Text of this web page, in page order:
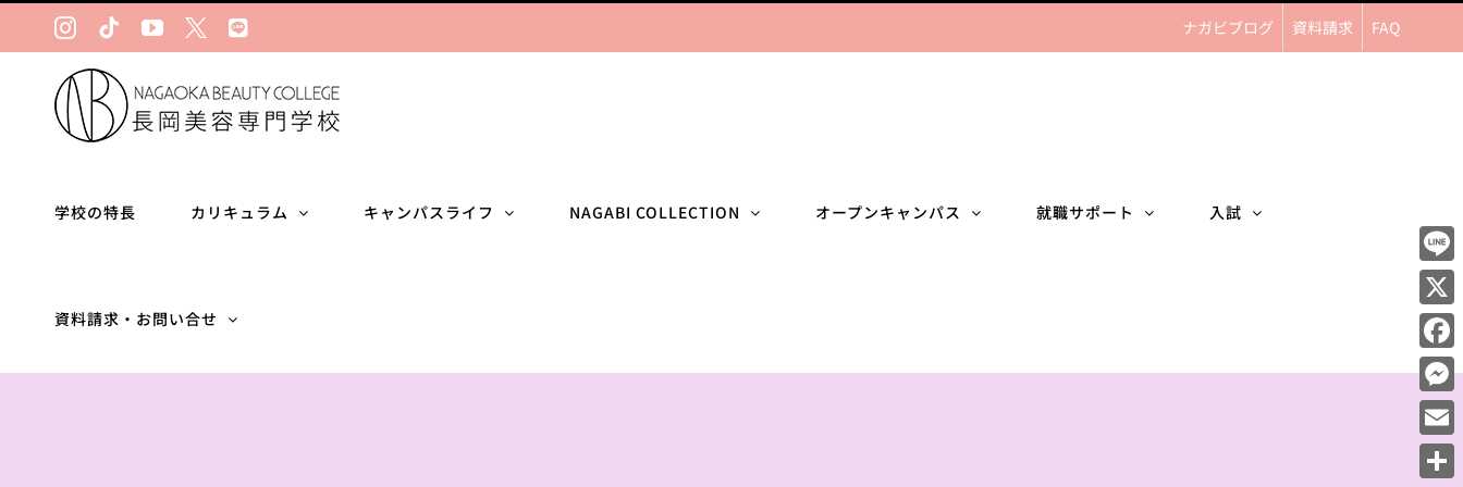
Instagram
TiktokYouTube
Ｘ LINE ナガビブログ 資料請求 FAQ
学校の特長 カリキュラム キャンパスライフ NAGABI COLLECTION オープンキャンパス 就職サポート 入試
資料請求・お問い合せ
Line
X
Email